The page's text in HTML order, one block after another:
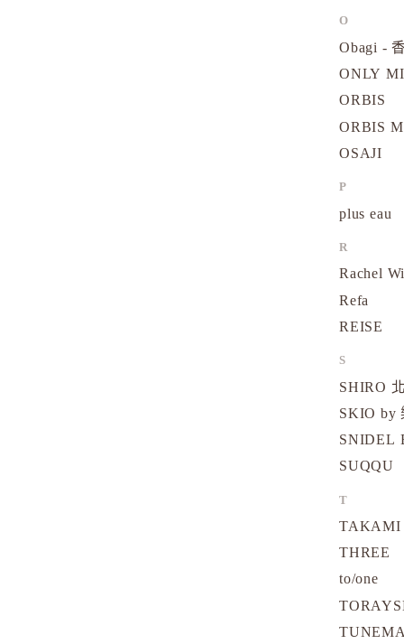
O
Obagi -
ONLY
ORBIS
ORBIS
OSAJI
P
plus eau
R
Rachel
Refa
REISE
S
SHIRO
SKIO by
SNIDEL
SUQQU
T
TAKAMI
THREE
to/one